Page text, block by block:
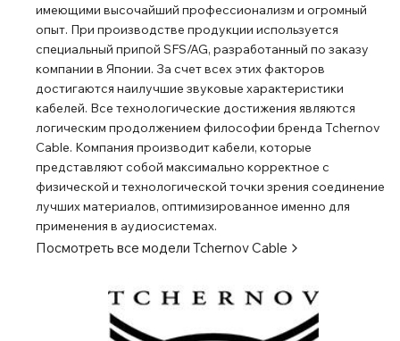
имеющими высочайший профессионализм и огромный
опыт. При производстве продукции используется
специальный припой SFS/AG, разработанный по заказу
компании в Японии. За счет всех этих факторов
достигаются наилучшие звуковые характеристики
кабелей. Все технологические достижения являются
логическим продолжением философии бренда Tchernov
Cable. Компания производит кабели, которые
представляют собой максимально корректное с
физической и технологической точки зрения соединение
лучших материалов, оптимизированное именно для
применения в аудиосистемах.
Посмотреть все модели Tchernov Cable